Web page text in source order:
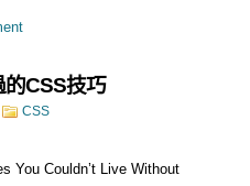
CSS技巧
CSS
You Couldn’t Live Without